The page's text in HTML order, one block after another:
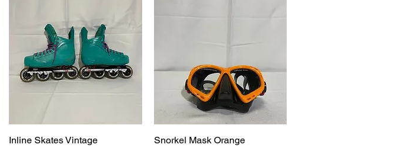
Vista rápida
Inline Skates Vintage Vista rápida
Snorkel Mask Orange